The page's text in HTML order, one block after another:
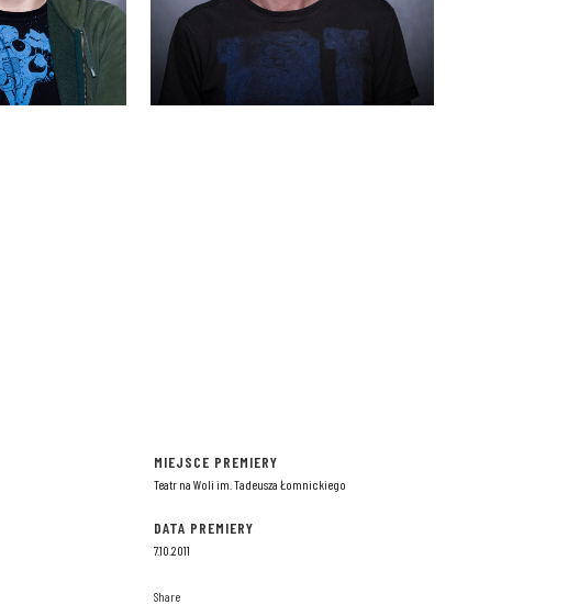
MIEJSCE PREMIERY
Teatr na Woli im. Tadeusza Łomnickiego
DATA PREMIERY
7.10.2011
Share